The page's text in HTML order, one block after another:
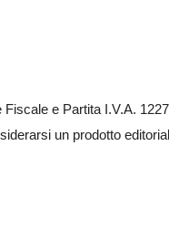
e Partita I.V.A.
un prodotto